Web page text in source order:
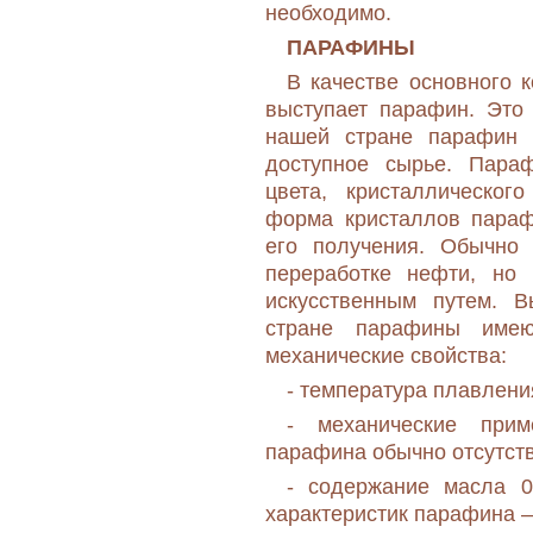
необходимо.
ПАРАФИНЫ
В качестве основного
выступает парафин.
нашей стране
доступное сырье.
цвета,
форма кристаллов
его получения.
переработке нефти,
искусственным путем.
стране парафины
механические свойства:
- температура
- механические
парафина обычно
- содержание масла
характеристик